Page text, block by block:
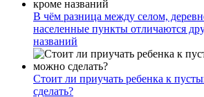
В чём разница между селом,
населенные пункты отличаются
названий
Стоит ли приучать ребенка к
сделать?